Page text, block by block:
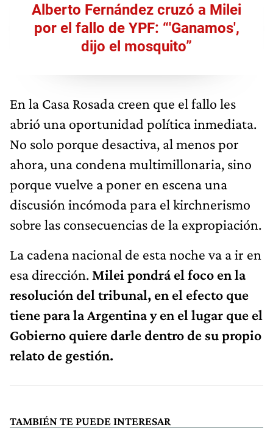
Alberto Fernández cruzó a Milei
por el fallo de YPF: “'Ganamos',
dijo el mosquito”
En la Casa Rosada creen que el fallo les
abrió una oportunidad política inmediata.
No solo porque desactiva, al menos por
ahora, una condena multimillonaria, sino
porque vuelve a poner en escena una
discusión incómoda para el kirchnerismo
sobre las consecuencias de la expropiación.
La cadena nacional de esta noche va a ir en
esa dirección. Milei pondrá el foco en la
resolución del tribunal, en el efecto que
tiene para la Argentina y en el lugar que el
Gobierno quiere darle dentro de su propio
relato de gestión.
TAMBIÉN TE PUEDE INTERESAR